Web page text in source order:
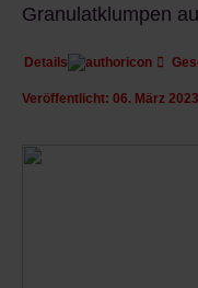
Granulatklumpen
Details
Veröffentlicht: 06. März 2023